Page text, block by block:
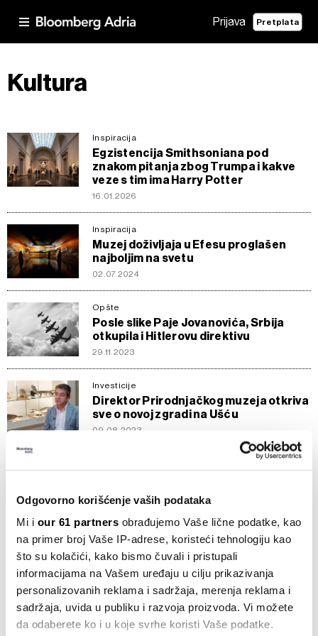
Odgovorno korišćenje vaših podataka
Mi i our 61 partners obrađujemo Vaše lične podatke, kao
na primer broj Vaše IP-adrese, koristeći tehnologiju kao
što su kolačići, kako bismo čuvali i pristupali
informacijama na Vašem uređaju u cilju prikazivanja
personalizovanih reklama i sadržaja, merenja reklama i
sadržaja, uvida u publiku i razvoja proizvoda. Vi možete
da odaberete ko i u koje svrhe koristi Vaše podatke.
Prijava Pretplata
Kultura
Inspiracija
Egzistencija Smithsoniana pod
znakom pitanja zbog Trumpa i kakve
veze s tim ima Harry Potter
16.01.2026
Inspiracija
Muzej doživljaja u Efesu proglašen
najboljim na svetu
02.07.2024
Opšte
Posle slike Paje Jovanovića, Srbija
otkupila i Hitlerovu direktivu
29.11.2023
Investicije
Direktor Prirodnjačkog muzeja otkriva
sve o novoj zgradi na Ušću
09.08.2023
TV produkciju Srbije
10.06.2023
Inspiracija
Koliko autori božićnih hitova zarađuju
od honorara
07.01.2023